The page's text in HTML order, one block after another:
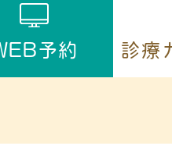
予約 診療